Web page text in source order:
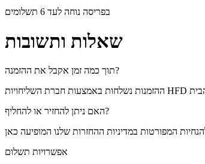
בפריסה נוחה לעד 6 תשלומים
שאלות ותשובות
תוך כמה זמן אקבל את ההזמנה?
האם ניתן להחזיר או להחליף?
אפשרויות תשלום